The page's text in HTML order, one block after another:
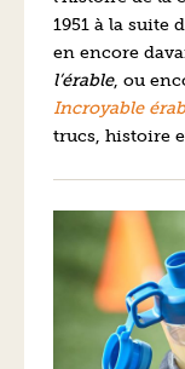
1951 à la suite
en encore
l’érable, ou
Incroyable
trucs, histoire